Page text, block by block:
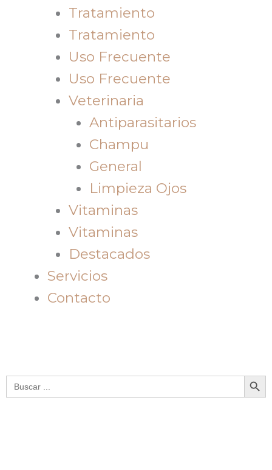
Tratamiento
Tratamiento
Uso Frecuente
Uso Frecuente
Veterinaria
Antiparasitarios
Champu
General
Limpieza Ojos
Vitaminas
Vitaminas
Destacados
Servicios
Contacto
Buscar: Botón de